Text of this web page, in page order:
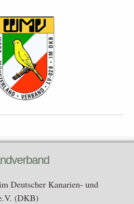
Deutscher Kanarien- und Vogelzüchter-
Bund e.V. (DKB)
Deutscher Kanarien- und
(DKB)